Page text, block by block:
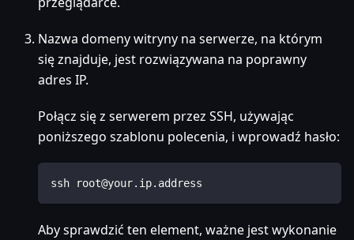
Nazwa domeny witryny na serwerze, na którym
się znajduje, jest rozwiązywana na poprawny
adres IP.
Połącz się z serwerem przez SSH, używając
poniższego szablonu polecenia, i wprowadź hasło:
ssh root@your.ip.address
Aby sprawdzić ten element, ważne jest wykonanie